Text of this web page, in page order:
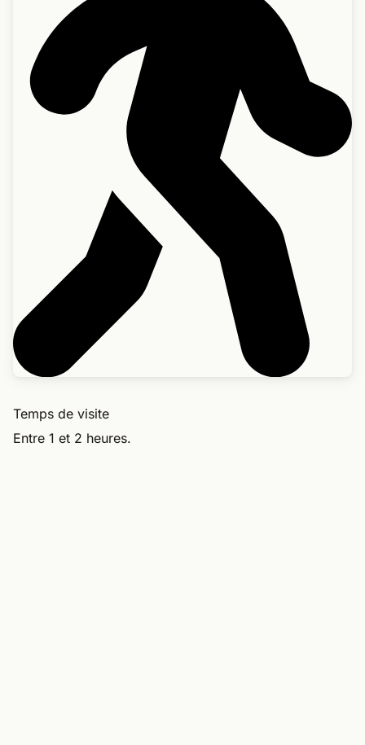
Temps de visite
Entre 1 et 2 heures.